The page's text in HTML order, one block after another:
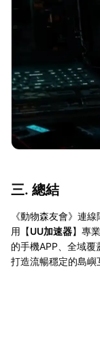
三. 總結
《動物森友會》連
用【UU加速器】專
的手機APP、全域
打造流暢穩定的島嶼